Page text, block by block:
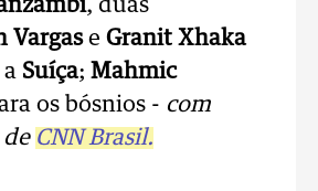
, duas
Vargase Granit Xhaka
Suíça; Mahmic
os bósnios - com
de CNN Brasil.